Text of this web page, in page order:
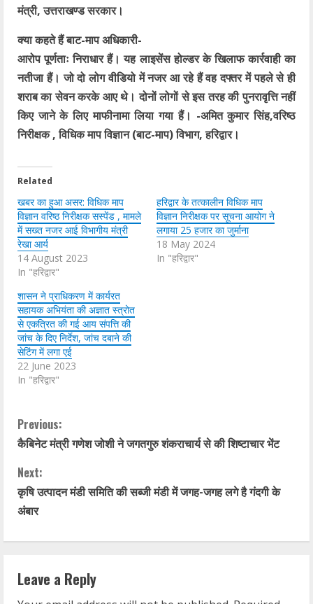
मंत्री, उत्तराखण्ड सरकार।
क्या कहते हैं बाट-माप अधिकारी-
आरोप पूर्णताः निराधार हैं। यह लाइसेंस होल्डर के खिलाफ कार्रवाही का
नतीजा हैं। जो दो लोग वीडियो में नजर आ रहे हैं वह दफ्तर में पहले से ही
शराब का सेवन करके आए थे। दोनों लोगों से इस तरह की पुनरावृत्ति नहीं
किए जाने के लिए माफीनामा लिया गया हैं। -अमित कुमार सिंह,वरिष्ठ
निरीक्षक , विधिक माप विज्ञान (बाट-माप) विभाग, हरिद्वार।
Related
खबर का हुआ असर: विधिक माप
विज्ञान वरिष्ठ निरीक्षक सस्पेंड , मामले
में सख्त नजर आई विभागीय मंत्री
रेखा आर्य
14 August 2023
In "हरिद्वार"
हरिद्वार के तत्कालीन विधिक माप
विज्ञान निरीक्षक पर सूचना आयोग ने
लगाया 25 हजार का जुर्माना
18 May 2024
In "हरिद्वार"
शासन ने प्राधिकरण में कार्यरत
सहायक अभियंता की अज्ञात स्त्रोत
से एकत्रित की गई आय संपत्ति की
जांच के दिए निर्देश, जांच दबाने की
सेटिंग में लगा एई
22 June 2023
In "हरिद्वार"
C
o
n
t
i
n
Previous:
कैबिनेट मंत्री गणेश जोशी ने जगतगुरु शंकराचार्य से की शिष्टाचार भेंट
Next:
कृषि उत्पादन मंडी समिति की सब्जी मंडी में जगह-जगह लगे है गंदगी के
अंबार
Leave a Reply